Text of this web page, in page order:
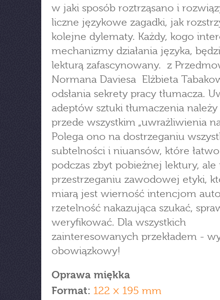
w jaki sposób roztrząsano i
liczne językowe zagadki, jak
kolejne dylematy. Każdy, kogo
mechanizmy działania języka,
lekturą zafascynowany. z
Normana Daviesa Elżbieta
odsłania sekrety pracy tłumacza.
adeptów sztuki tłumaczenia
przede wszystkim „uwrażliwienia
Polega ono na dostrzeganiu
subtelności i niuansów, które
podczas zbyt pobieżnej lektury, ale
przestrzeganiu zawodowej etyki,
miarą jest wierność intencjom
rzetelność nakazująca szukać,
weryfikować. Dla wszystkich
zainteresowanych przekładem -
obowiązkowy!
Oprawa miękka
Format: 122 × 195 mm